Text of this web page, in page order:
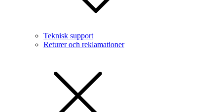
Teknisk support
Returer och reklamationer